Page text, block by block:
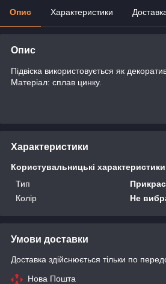
Опис Характеристики
Опис
Підвіска використовується як
Матеріал: сплав цинку.
Характеристики
Користувальницькі характеристики
Тип
Колір
Не
Умови доставки
Доставка здійснюється тільки по
Нова Пошта